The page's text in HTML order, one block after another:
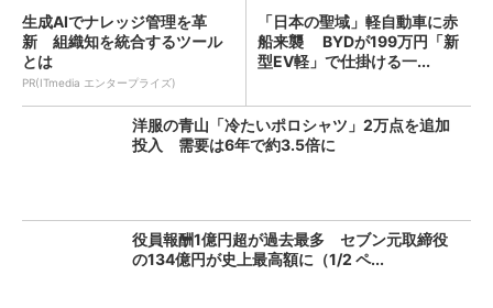
生成AIでナレッジ管理を革
新 組織知を統合するツール
とは
PR(ITmedia エンタープライズ)
「日本の聖域」軽自動車に赤
船来襲 BYDが199万円「新
型EV軽」で仕掛ける一...
洋服の青山「冷たいポロシャツ」2万点を追加
投入 需要は6年で約3.5倍に
役員報酬1億円超が過去最多 セブン元取締役
の134億円が史上最高額に（1/2 ペ...